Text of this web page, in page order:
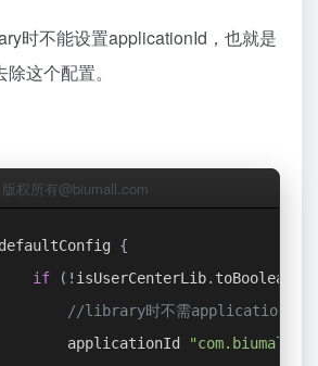
时不能设置applicationId，也就是
这个配置。
版权所有@biumall.com
defaultConfig
{
if
(! isUserCenterLib. toBoolean
//library时不需applicationId
applicationId